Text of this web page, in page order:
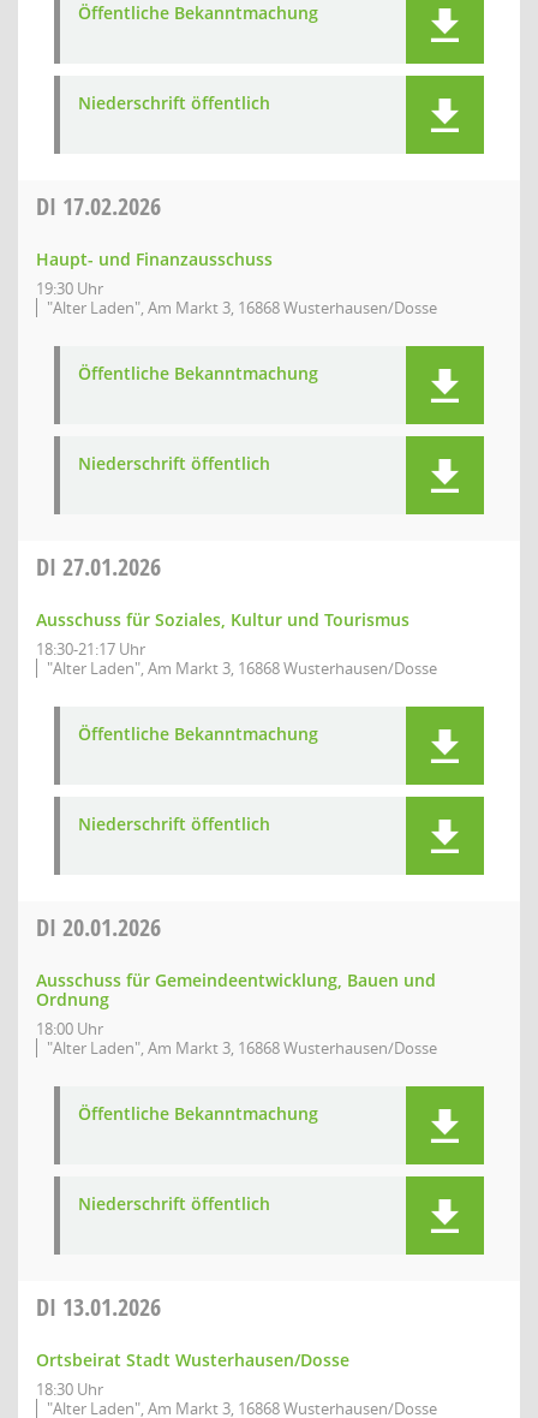
Öffentliche Bekanntmachung
Niederschrift öffentlich
DI 17.02.2026
Haupt- und Finanzausschuss
19:30 Uhr
"Alter Laden", Am Markt 3, 16868 Wusterhausen/Dosse
Öffentliche Bekanntmachung
Niederschrift öffentlich
DI 27.01.2026
Ausschuss für Soziales, Kultur und Tourismus
18:30-21:17 Uhr
"Alter Laden", Am Markt 3, 16868 Wusterhausen/Dosse
Öffentliche Bekanntmachung
Niederschrift öffentlich
DI 20.01.2026
Ausschuss für Gemeindeentwicklung, Bauen und
Ordnung
18:00 Uhr
"Alter Laden", Am Markt 3, 16868 Wusterhausen/Dosse
Öffentliche Bekanntmachung
Niederschrift öffentlich
DI 13.01.2026
Ortsbeirat Stadt Wusterhausen/Dosse
18:30 Uhr
"Alter Laden", Am Markt 3, 16868 Wusterhausen/Dosse